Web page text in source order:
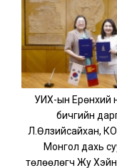
УИХ-ын Ерөнхий
бичгийн
Л.Өлзийсайхан,
Монгол дахь
төлөөлөгч Жу